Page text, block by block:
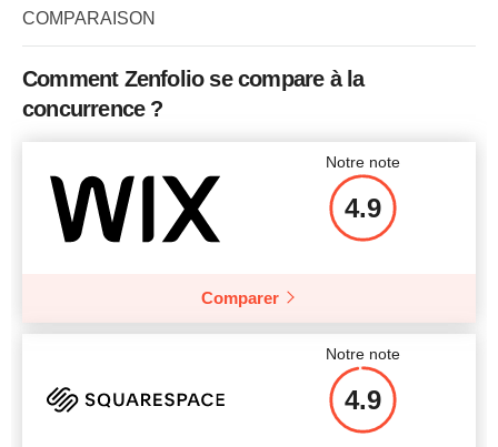
COMPARAISON
Comment Zenfolio se compare à la
concurrence ?
Notre note
4.9
Comparer
Notre note
4.9